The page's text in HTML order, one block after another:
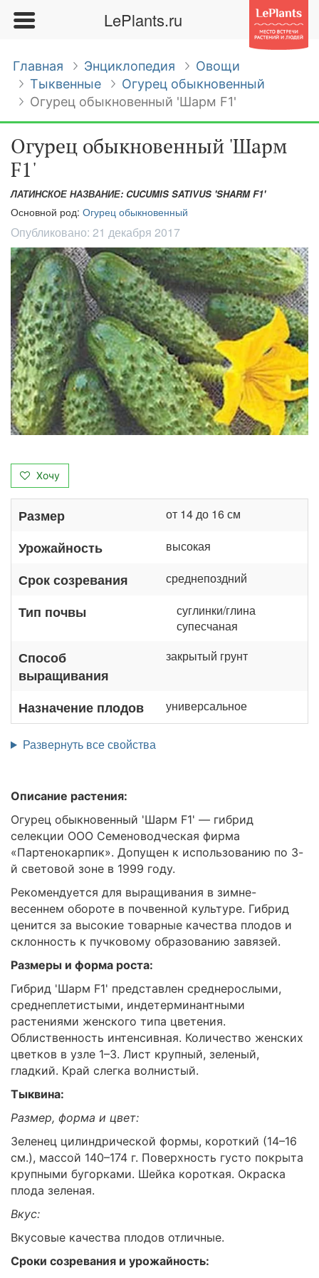
LePlants.ru
Главная Энциклопедия
Овощи
Тыквенные
Огурец обыкновенный
Огурец обыкновенный 'Шарм F1'
Огурец обыкновенный 'Шарм
F1'
ЛАТИНСКОЕ НАЗВАНИЕ: CUCUMIS SATIVUS 'SHARM F1'
Основной род: Огурец обыкновенный
Опубликовано: 21 декабря 2017
Хочу
Размер от 14 до 16 см
Урожайность высокая
Срок созревания среднепоздний
Тип почвы
суглинки/глина
супесчаная
Способ
выращивания
закрытый грунт
Назначение плодов универсальное
Развернуть все свойства
Описание растения:
Огурец обыкновенный 'Шарм F1' — гибрид
селекции ООО Семеноводческая фирма
«Партенокарпик». Допущен к использованию по 3-
й световой зоне в 1999 году.
Рекомендуется для выращивания в зимне-
весеннем обороте в почвенной культуре. Гибрид
ценится за высокие товарные качества плодов и
склонность к пучковому образованию завязей.
Размеры и форма роста:
Гибрид 'Шарм F1' представлен среднерослыми,
среднеплетистыми, индетерминантными
растениями женского типа цветения.
Облиственность интенсивная. Количество женских
цветков в узле 1–3. Лист крупный, зеленый,
гладкий. Край слегка волнистый.
Тыквина:
Размер, форма и цвет:
Зеленец цилиндрической формы, короткий (14–16
см.), массой 140–174 г. Поверхность густо покрыта
крупными бугорками. Шейка короткая. Окраска
плода зеленая.
Вкус:
Вкусовые качества плодов отличные.
Сроки созревания и урожайность: